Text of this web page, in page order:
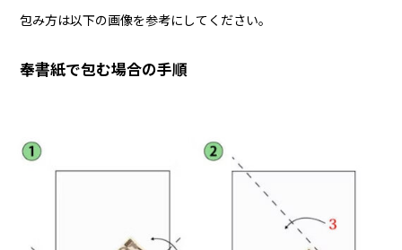
包み方は以下の画像を参考にしてください。
奉書紙で包む場合の手順